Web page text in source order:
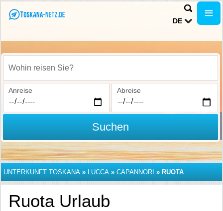
DE
Wohin reisen Sie?
Anreise Abreise
Suchen
UNTERKUNFT TOSKANA » LUCCA » CAPANNORI » RUOTA
Ruota Urlaub